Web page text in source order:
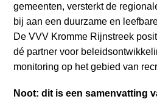
gemeenten, versterkt de
bij aan een duurzame en
De VVV Kromme Rijnstreek
dé partner voor
monitoring op het gebied van
Noot: dit is een samenvatting